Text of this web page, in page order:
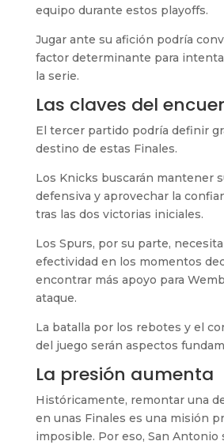
equipo durante estos playoffs.
Jugar ante su afición podría
factor determinante para
la serie.
Las claves del
El tercer partido podría definir
destino de estas Finales.
Los Knicks buscarán mantener
defensiva y aprovechar la
tras las dos victorias iniciales.
Los Spurs, por su parte,
efectividad en los momentos
encontrar más apoyo para
ataque.
La batalla por los rebotes y el
del juego serán aspectos
La presión aumenta
Históricamente, remontar una
en unas Finales es una misión
imposible. Por eso, San Antonio